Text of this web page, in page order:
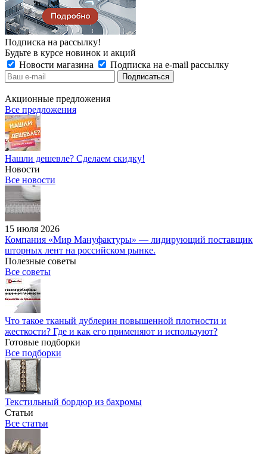
Подписка на рассылку!
Будьте в курсе новинок и акций
Новости магазина
Подписка на e-mail рассылку
Акционные предложения
Все предложения
Нашли дешевле? Сделаем скидку!
Новости
Все новости
15 июля 2026
Компания «Мир Мануфактуры» — лидирующий поставщик
шторных лент на российском рынке.
Полезные советы
Все советы
Что такое тканый дублерин повышенной плотности и
жесткости? Где и как его применяют и используют?
Готовые подборки
Все подборки
Текстильный бордюр из бахромы
Статьи
Все статьи